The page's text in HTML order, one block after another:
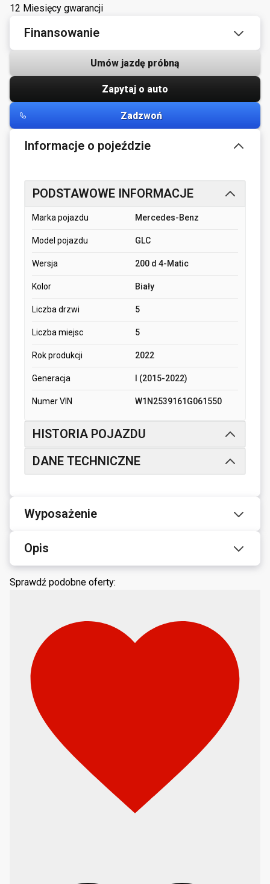
12 Miesięcy gwarancji
Finansowanie
Umów jazdę próbną
Zapytaj o auto
Zadzwoń
Informacje o pojeździe
PODSTAWOWE INFORMACJE
Marka pojazdu Mercedes-Benz
Model pojazdu GLC
Wersja 200 d 4-Matic
Kolor Biały
Liczba drzwi 5
Liczba miejsc 5
Rok produkcji 2022
Generacja I (2015-2022)
Numer VIN W1N2539161G061550
HISTORIA POJAZDU
DANE TECHNICZNE
Wyposażenie
Opis
Sprawdź podobne oferty: